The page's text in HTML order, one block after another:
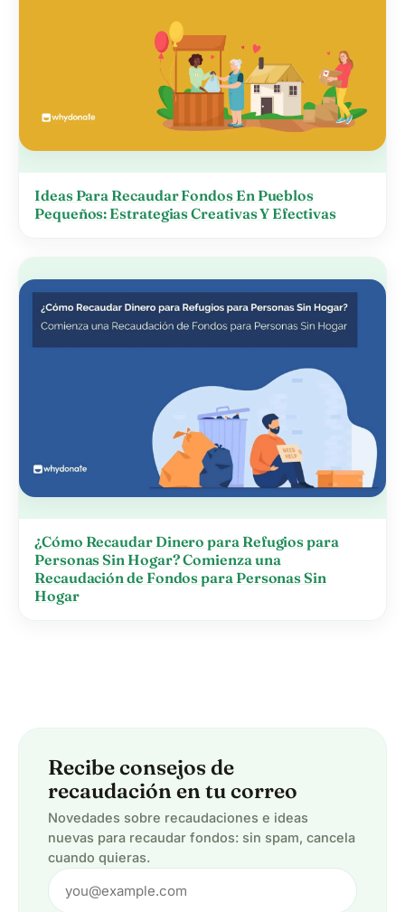
Ideas Para Recaudar Fondos En Pueblos
Pequeños: Estrategias Creativas Y Efectivas
¿Cómo Recaudar Dinero para Refugios para
Personas Sin Hogar? Comienza una
Recaudación de Fondos para Personas Sin
Hogar
Recibe consejos de
recaudación en tu correo
Novedades sobre recaudaciones e ideas
nuevas para recaudar fondos: sin spam, cancela
cuando quieras.